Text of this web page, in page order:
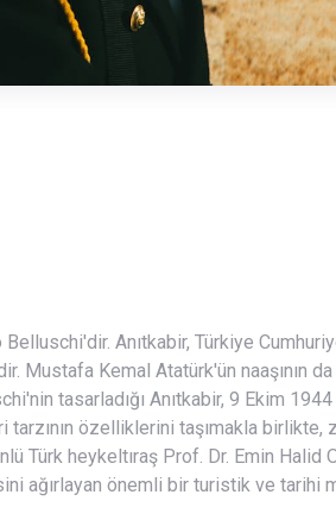
Mustafa Kemal Atatürk'ün naaşının
tasarladığı Anıtkabir, 9 Ekim
tarzının özelliklerini taşımakla
Türk heykeltıraş Prof. Dr. Emin Halid
ağırlayan önemli bir turistik ve tarihi